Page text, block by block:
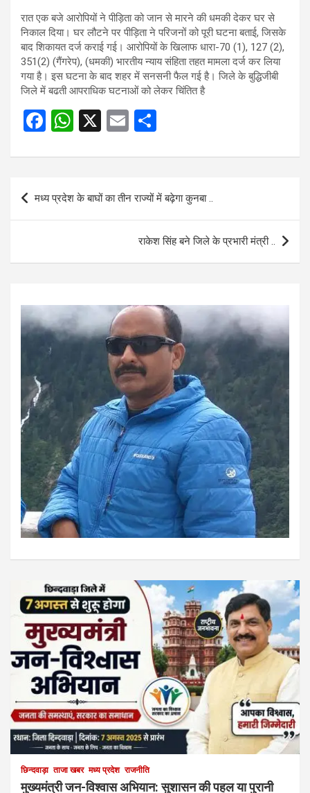
रात एक बजे आरोपियों ने पीड़िता को जान से मारने की धमकी देकर घर से
निकाल दिया। घर लौटने पर पीड़िता ने परिजनों को पूरी घटना बताई, जिसके
बाद शिकायत दर्ज कराई गई। आरोपियों के खिलाफ धारा-70 (1), 127 (2),
351(2) (गैंगरेप), (धमकी) भारतीय न्याय संहिता तहत मामला दर्ज कर लिया
गया है। इस घटना के बाद शहर में सनसनी फैल गई है। जिले के बुद्धिजीबी
जिले में बढती आपराधिक घटनाओं को लेकर चिंतित है
F
ce
o
W
at
s
A
X
E
ail ar
e
Post
navigation
मध्य प्रदेश के बाघों का तीन राज्यों में बढ़ेगा कुनबा ..
राकेश सिंह बने जिले के प्रभारी मंत्री ..
छिन्दवाड़ा ताजा खबर मध्य प्रदेश राजनीति
मुख्यमंत्री जन-विश्वास अभियान: सुशासन की पहल या पुरानी